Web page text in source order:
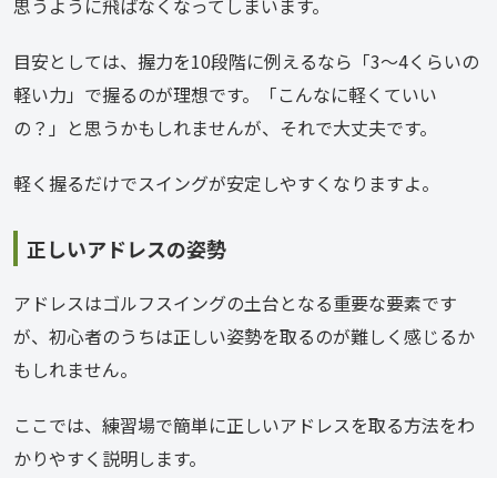
思うように飛ばなくなってしまいます。
目安としては、握力を10段階に例えるなら「3〜4くらいの
軽い力」で握るのが理想です。「こんなに軽くていい
の？」と思うかもしれませんが、それで大丈夫です。
軽く握るだけでスイングが安定しやすくなりますよ。
正しいアドレスの姿勢
アドレスはゴルフスイングの土台となる重要な要素です
が、初心者のうちは正しい姿勢を取るのが難しく感じるか
もしれません。
ここでは、練習場で簡単に正しいアドレスを取る方法をわ
かりやすく説明します。